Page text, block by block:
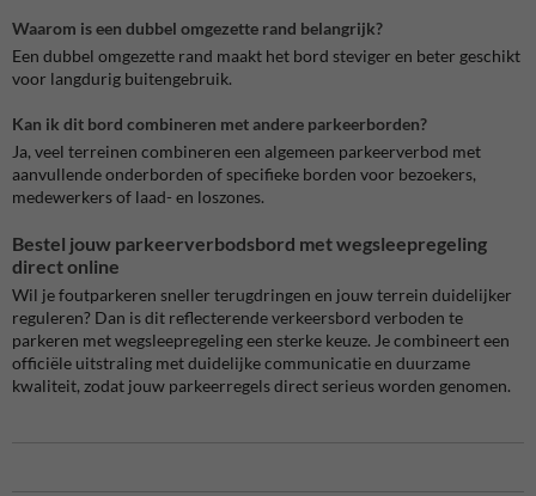
Waarom is een dubbel omgezette rand belangrijk?
Een dubbel omgezette rand maakt het bord steviger en beter geschikt
voor langdurig buitengebruik.
Kan ik dit bord combineren met andere parkeerborden?
Ja, veel terreinen combineren een algemeen parkeerverbod met
aanvullende onderborden of specifieke borden voor bezoekers,
medewerkers of laad- en loszones.
Bestel jouw parkeerverbodsbord met wegsleepregeling
direct online
Wil je foutparkeren sneller terugdringen en jouw terrein duidelijker
reguleren? Dan is dit reflecterende verkeersbord verboden te
parkeren met wegsleepregeling een sterke keuze. Je combineert een
officiële uitstraling met duidelijke communicatie en duurzame
kwaliteit, zodat jouw parkeerregels direct serieus worden genomen.